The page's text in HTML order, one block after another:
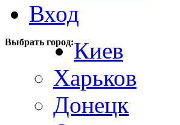
Вход
Выбрать город:Киев
Харьков
Донецк